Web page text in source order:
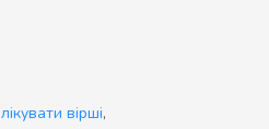
вірші,